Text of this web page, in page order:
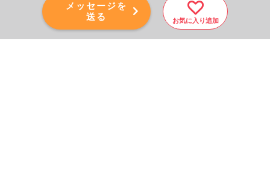
メッセージを
送る
お気に入り追加